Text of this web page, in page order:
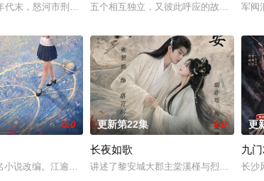
》。现代少女奚圆（姜贞羽 饰）因意外踏入玄机界，继而卷入
代末，怒河市刑侦支队在无普及监控、无DNA鉴定技术的支持
五个相互独立，又彼此呼应的故事——用一
军阀
限公司
5.0
说改编。江逾白长大以后，林知夏忽然对他说：“江逾白，我
更新第22集 3.0
长夜如歌
讲述了黎安城大郡主棠溪槿与烈云峥之间
更
九
长沙